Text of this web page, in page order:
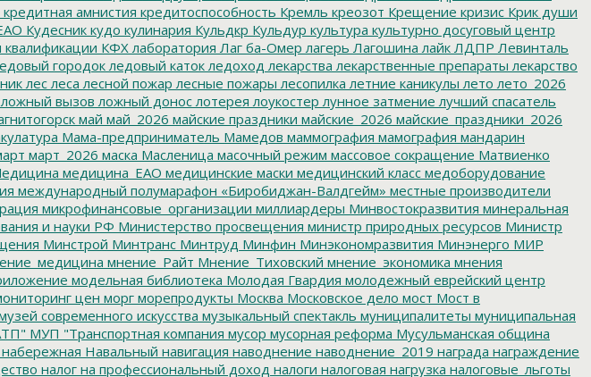
кредитная амнистия кредитоспособность Кремль креозот Крещение кризис Крик души
Кудесник кудо кулинария Кульдкр Кульдур культура культурно досуговый центр
КФХ лаборатория Лаг ба-Омер лагерь Лагошина лайк ЛДПР Левинталь
городок ледовый каток ледоход лекарства лекарственные препараты лекарство
лес леса лесной пожар лесные пожары лесопилка летние каникулы лето лето_2026
ложный вызов ложный донос лотерея лоукостер лунное затмение лучший спасатель
май май_2026 майские праздники майские_2026 майские_праздники_2026
Мама-предприниматель Мамедов маммография мамография мандарин
март_2026 маска Масленица масочный режим массовое сокращение Матвиенко
медицина_ЕАО медицинские маски медицинский класс медоборудование
международный полумарафон «Биробиджан-Валдгейм» местные производители
микрофинансовые_организации миллиардеры Минвостокразвития минеральная
и науки РФ Министерство просвещения министр природных ресурсов Министр
Минстрой Минтранс Минтруд Минфин Минэкономразвития Минэнерго МИР
мнение_Райт Мнение_Тиховский мнение_экономика мнения
модельная библиотека Молодая Гвардия молодежный еврейский центр
цен морг морепродукты Москва Московское дело мост Мост в
современного искусства музыкальный спектакль муниципалитеты муниципальная
МУП "Транспортная компания мусор мусорная реформа Мусульманская община
набережная Навальный навигация наводнение наводнение_2019 награда награждение
налог на профессиональный доход налоги налоговая нагрузка налоговые_льготы